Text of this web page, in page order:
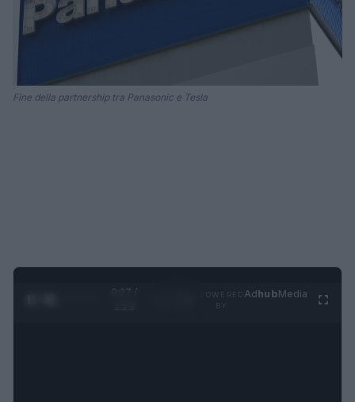
Fine della partnership tra Panasonic e Tesla
0:28 /
AdhubMedia